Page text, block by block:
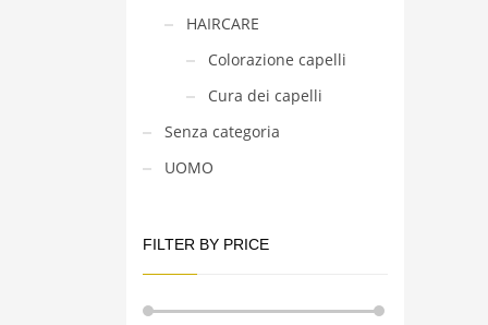
HAIRCARE
Colorazione capelli
Cura dei capelli
Senza categoria
UOMO
FILTER BY PRICE